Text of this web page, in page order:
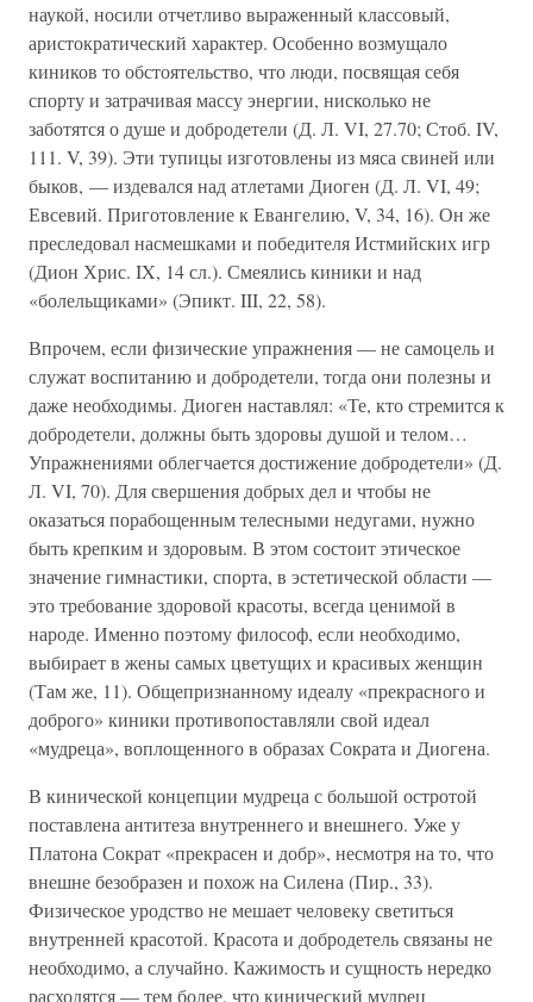
наукой, носили отчетливо выраженный классовый,
аристократический характер. Особенно возмущало
киников то обстоятельство, что люди, посвящая себя
спорту и затрачивая массу энергии, нисколько не
заботятся о душе и добродетели (Д. Л. VI, 27.70; Стоб. IV,
111. V, 39). Эти тупицы изготовлены из мяса свиней или
быков, — издевался над атлетами Диоген (Д. Л. VI, 49;
Евсевий. Приготовление к Евангелию, V, 34, 16). Он же
преследовал насмешками и победителя Истмийских игр
(Дион Хрис. IX, 14 сл.). Смеялись киники и над
«болельщиками» (Эпикт. III, 22, 58).
Впрочем, если физические упражнения — не самоцель и
служат воспитанию и добродетели, тогда они полезны и
даже необходимы. Диоген наставлял: «Те, кто стремится к
добродетели, должны быть здоровы душой и телом…
Упражнениями облегчается достижение добродетели» (Д.
Л. VI, 70). Для свершения добрых дел и чтобы не
оказаться порабощенным телесными недугами, нужно
быть крепким и здоровым. В этом состоит этическое
значение гимнастики, спорта, в эстетической области —
это требование здоровой красоты, всегда ценимой в
народе. Именно поэтому философ, если необходимо,
выбирает в жены самых цветущих и красивых женщин
(Там же, 11). Общепризнанному идеалу «прекрасного и
доброго» киники противопоставляли свой идеал
«мудреца», воплощенного в образах Сократа и Диогена.
В кинической концепции мудреца с большой остротой
поставлена антитеза внутреннего и внешнего. Уже у
Платона Сократ «прекрасен и добр», несмотря на то, что
внешне безобразен и похож на Силена (Пир., 33).
Физическое уродство не мешает человеку светиться
внутренней красотой. Красота и добродетель связаны не
необходимо, а случайно. Кажимость и сущность нередко
расходятся — тем более, что кинический мудрец